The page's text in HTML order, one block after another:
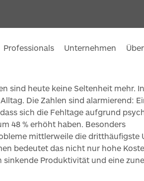
Professionals Unternehmen
sind heute keine Seltenheit mehr.
Die Zahlen sind alarmierend:
sich die Fehltage aufgrund
48 % erhöht haben. Besonders
mittlerweile die dritthäufigste
bedeutet das nicht nur hohe
Produktivität und eine